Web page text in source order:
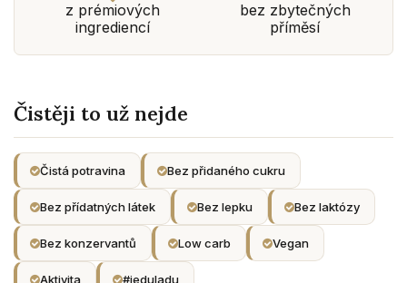
z prémiových
ingrediencí
bez zbytečných
příměsí
Čistěji to už nejde
Čistá potravina Bez přidaného cukru
Bez přídatných látek Bez lepku Bez laktózy
Bez konzervantů Low carb Vegan
Aktivita #jeduladu